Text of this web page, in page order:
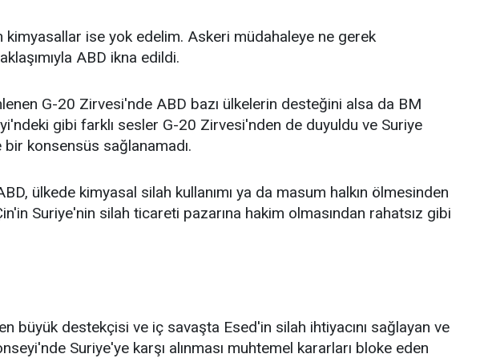
kimyasallar ise yok edelim. Askeri müdahaleye ne gerek
ABD ikna edildi.
G-20 Zirvesi'nde ABD bazı ülkelerin desteğini alsa da BM
gibi farklı sesler G-20 Zirvesi'nden de duyuldu ve Suriye
konsensüs sağlanamadı.
ülkede kimyasal silah kullanımı ya da masum halkın ölmesinden
Suriye'nin silah ticareti pazarına hakim olmasından rahatsız gibi
büyük destekçisi ve iç savaşta Esed'in silah ihtiyacını sağlayan ve
Suriye'ye karşı alınması muhtemel kararları bloke eden